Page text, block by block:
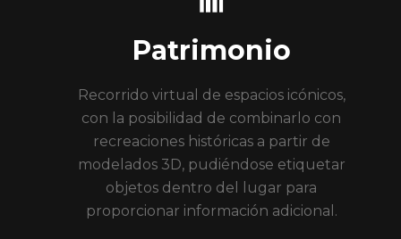
Patrimonio
Recorrido virtual de espacios icónicos,
con la posibilidad de combinarlo con
recreaciones históricas a partir de
modelados 3D, pudiéndose etiquetar
objetos dentro del lugar para
proporcionar información adicional.